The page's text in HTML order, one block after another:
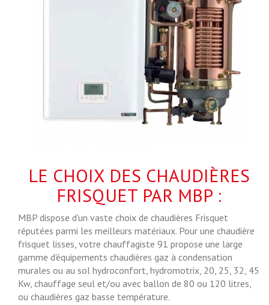
LE CHOIX DES CHAUDIÈRES
FRISQUET PAR MBP :
MBP dispose d'un vaste choix de chaudières Frisquet
réputées parmi les meilleurs matériaux. Pour une chaudière
frisquet lisses, votre chauffagiste 91 propose une large
gamme d'équipements chaudières gaz à condensation
murales ou au sol hydroconfort, hydromotrix, 20, 25, 32, 45
Kw, chauffage seul et/ou avec ballon de 80 ou 120 litres,
ou chaudières gaz basse température.